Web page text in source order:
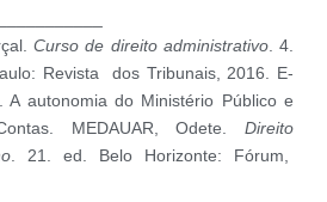
Curso de direito administrativo. 4.
Revista dos Tribunais, 2016. E-
A autonomia do Ministério Público e
MEDAUAR, Odete. Direito
. 21. ed. Belo Horizonte: Fórum,